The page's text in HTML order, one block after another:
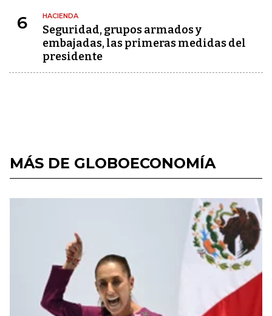
6 HACIENDA
Seguridad, grupos armados y
embajadas, las primeras medidas del
presidente
MÁS DE GLOBOECONOMÍA